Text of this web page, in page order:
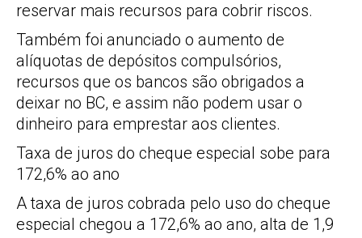
reservar mais recursos para cobrir riscos.
Também foi anunciado o aumento de
alíquotas de depósitos compulsórios,
recursos que os bancos são obrigados a
deixar no BC, e assim não podem usar o
dinheiro para emprestar aos clientes.
Taxa de juros do cheque especial sobe para
172,6% ao ano
A taxa de juros cobrada pelo uso do cheque
especial chegou a 172,6% ao ano, alta de 1,9